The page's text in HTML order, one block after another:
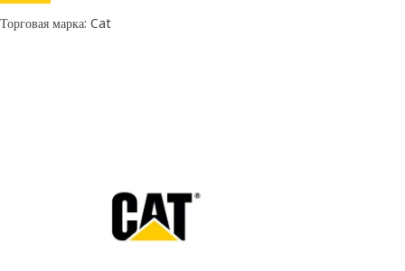
Торговая марка: Cat